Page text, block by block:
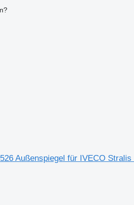
Außenspiegel für IVECO